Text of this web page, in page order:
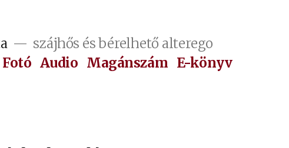
szájhős és bérelhető alterego
Fotó Audio Magánszám E-könyv